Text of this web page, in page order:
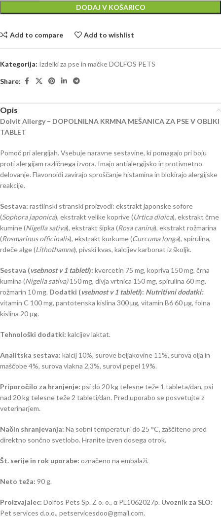
DODAJ V KOŠARICO
Add to compare Add to wishlist
Kategorija: Izdelki za pse in mačke DOLFOS PETS
Share:
Opis
Dolvit Allergy – DOPOLNILNA KRMNA MEŠANICA ZA PSE V OBLIKI
TABLET
Pomoč pri alergijah. Vsebuje naravne sestavine, ki pomagajo pri boju
proti alergijam različnega izvora. Imajo antialergijsko in protivnetno
delovanje. Flavonoidi zavirajo sproščanje histamina in blokirajo alergijske
reakcije.
Sestava: rastlinski stranski proizvodi: ekstrakt japonske sofore
(Sophora japonica), ekstrakt velike koprive (Urtica dioica), ekstrakt črne
kumine (Nigella sativa), ekstrakt šipka (Rosa canina), ekstrakt rožmarina
(Rosmarinus officinalis), ekstrakt kurkume (Curcuma longa), spirulina,
rdeče alge (Lithothamne), pivski kvas, kalcijev karbonat iz školjk.
Sestava (vsebnost v 1 tableti): kvercetin 75 mg, kopriva 150 mg, črna
kumina (Nigella sativa)150 mg, divja vrtnica 150 mg, spirulina 60 mg,
rožmarin 10 mg. Dodatki (vsebnost v 1 tableti): Nutritivni dodatki:
vitamin C 100 mg, pantotenska kislina 300 µg, vitamin B6 60 µg, folna
kislina 20 µg.
Tehnološki dodatki: kalcijev laktat.
Analitska sestava: kalcij 10%, surove beljakovine 11%, surova olja in
maščobe 4%, surova vlakna 2,3%, surovi pepel 19%.
Priporočilo za hranjenje: psi do 20 kg telesne teže 1 tableta/dan, psi
nad 20 kg telesne teže 2 tableti/dan. Pred uporabo se posvetujte z
veterinarjem.
Način shranjevanja: Na sobni temperaturi do 25 °C, zaščiteno pred
direktno sončno svetlobo. Hranite izven dosega otrok.
Št. serije in rok uporabe: označeno na embalaži.
Neto teža: 90 g.
Proizvajalec: Dolfos Pets Sp. Z o. o., α PL1062027p. Uvoznik za SLO:
Pet services d.o.o., petservicesdoo@gmail.com.